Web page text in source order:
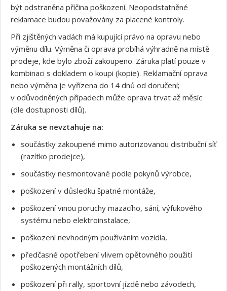
být odstraněna příčina poškození. Neopodstatněné
reklamace budou považovány za placené kontroly.
Při zjištěných vadách má kupující právo na opravu nebo
výměnu dílu. Výměna či oprava probíhá výhradně na místě
prodeje, kde bylo zboží zakoupeno. Záruka platí pouze v
kombinaci s dokladem o koupi (kopie). Reklamační oprava
nebo výměna je vyřízena do 14 dnů od doručení;
v odůvodněných případech může oprava trvat až měsíc
(dle dostupnosti dílů).
Záruka se nevztahuje na:
součástky zakoupené mimo autorizovanou distribuční síť
(razítko prodejce),
součástky nesmontované podle pokynů výrobce,
poškození v důsledku špatné montáže,
poškození vinou poruchy mazacího, sání, výfukového
systému nebo elektroinstalace,
poškození nevhodným používáním vozidla,
předčasné opotřebení vlivem opětovného použití
poškozených montážních dílů,
poškození při rally, sportovní jízdě nebo závodech,
Souhlasím s GDPR